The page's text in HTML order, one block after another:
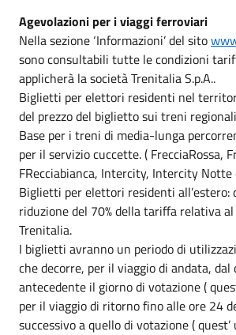
Agevolazioni per i viaggi ferroviari
Nella sezione ‘Informazioni’ del sito
sono consultabili tutte le condizioni
applicherà la società Trenitalia S.p.A..
Biglietti per elettori residenti nel
del prezzo del biglietto sui treni
Base per i treni di media-lunga
per il servizio cuccette. ( FrecciaRossa,
FRecciabianca, Intercity, Intercity Notte
Biglietti per elettori residenti all’estero:
riduzione del 70% della tariffa relativa
Trenitalia.
I biglietti avranno un periodo di
che decorre, per il viaggio di andata, dal
antecedente il giorno di votazione (
per il viaggio di ritorno fino alle ore 24
successivo a quello di votazione (